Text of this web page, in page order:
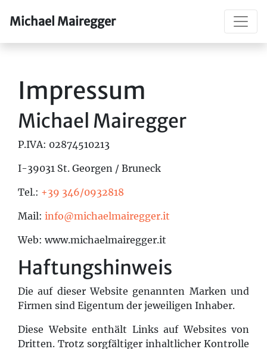
Michael Mairegger
Impressum
Michael Mairegger
P.IVA: 02874510213
I-39031 St. Georgen / Bruneck
Tel.: +39 346/0932818
Mail: info@michaelmairegger.it
Web: www.michaelmairegger.it
Haftungshinweis
Die auf dieser Website genannten Marken und
Firmen sind Eigentum der jeweiligen Inhaber.
Diese Website enthält Links auf Websites von
Dritten. Trotz sorgfältiger inhaltlicher Kontrolle